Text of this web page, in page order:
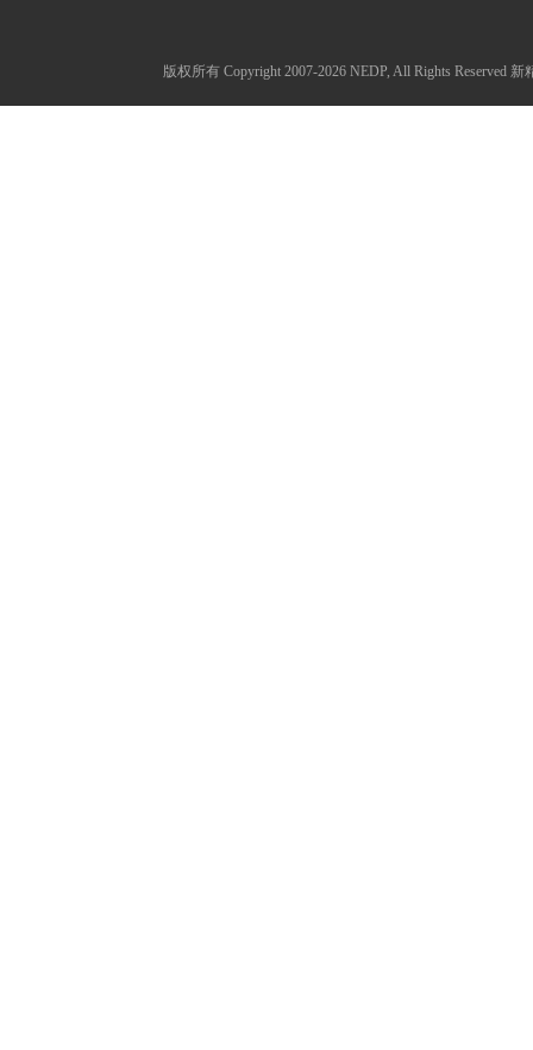
版权所有 Copyright 2007-2026 NEDP, All Rights